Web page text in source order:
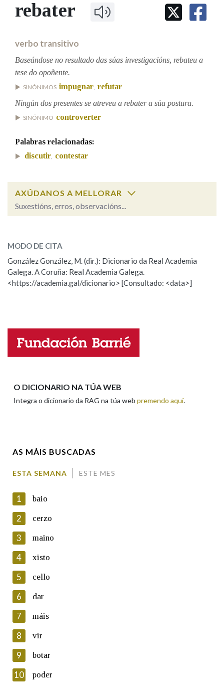
IDENTIDADE CORPORATIVA
MARCIAL DEL ADALID
FIGURAS HOMENAXEADAS
PRIMAVERA DAS LETRAS
Facebook
TwitterYoutubeInstagramBluesky
BUSCAR NOS LEMAS
Remata por
Contén
BUSCAR NO CONTIDO
Pertence a
LIMPAR BUSCA
rebater
verbo transitivo
Baseándose no resultado das súas investigacións, rebateu a
tese do opoñente.
SINÓNIMOS impugnar, refutar
Ningún dos presentes se atreveu a rebater a súa postura.
SINÓNIMO controverter
Palabras relacionadas:
discutir, contestar
AXÚDANOS A MELLORAR
Suxestións, erros, observacións...
ESCOLLE UNHA OPCIÓN:
Observación Hai un erro na palabra
Propoño mellorar a definición
Nome
En cumprimento da normativa vixente en materia de
Protección de Datos de Carácter Persoal, a Real Academia
Galega informa a aqueles usuarios que faciliten o seu correo
electrónico, así como calquera outra información de carácter
persoal, que estes datos serán obxecto de tratamento
automatizado de carácter confidencial e incorporados aos seus
ficheiros informáticos. Así mesmo, os usuarios poderán exercer o
seu dereito de acceso, rectificación, oposición e cancelación dos
seus datos poñéndose en contacto connosco.
Lin e acepto as condicións da política de
Introduce o código que aparece na imaxe:
MODO DE CITA
González González, M. (dir.): Dicionario da Real Academia
Galega. A Coruña: Real Academia Galega.
<https://academia.gal/dicionario> [Consultado: <data>]
O DICIONARIO NA TÚA WEB
Integra o dicionario da RAG na túa web premendo aquí.
AS MÁIS BUSCADAS
ESTA SEMANA ESTE MES
1 baio
2 cerzo
3 maino
4 xisto
5 cello
6 dar
7 máis
8 vir
9 botar
10 poder